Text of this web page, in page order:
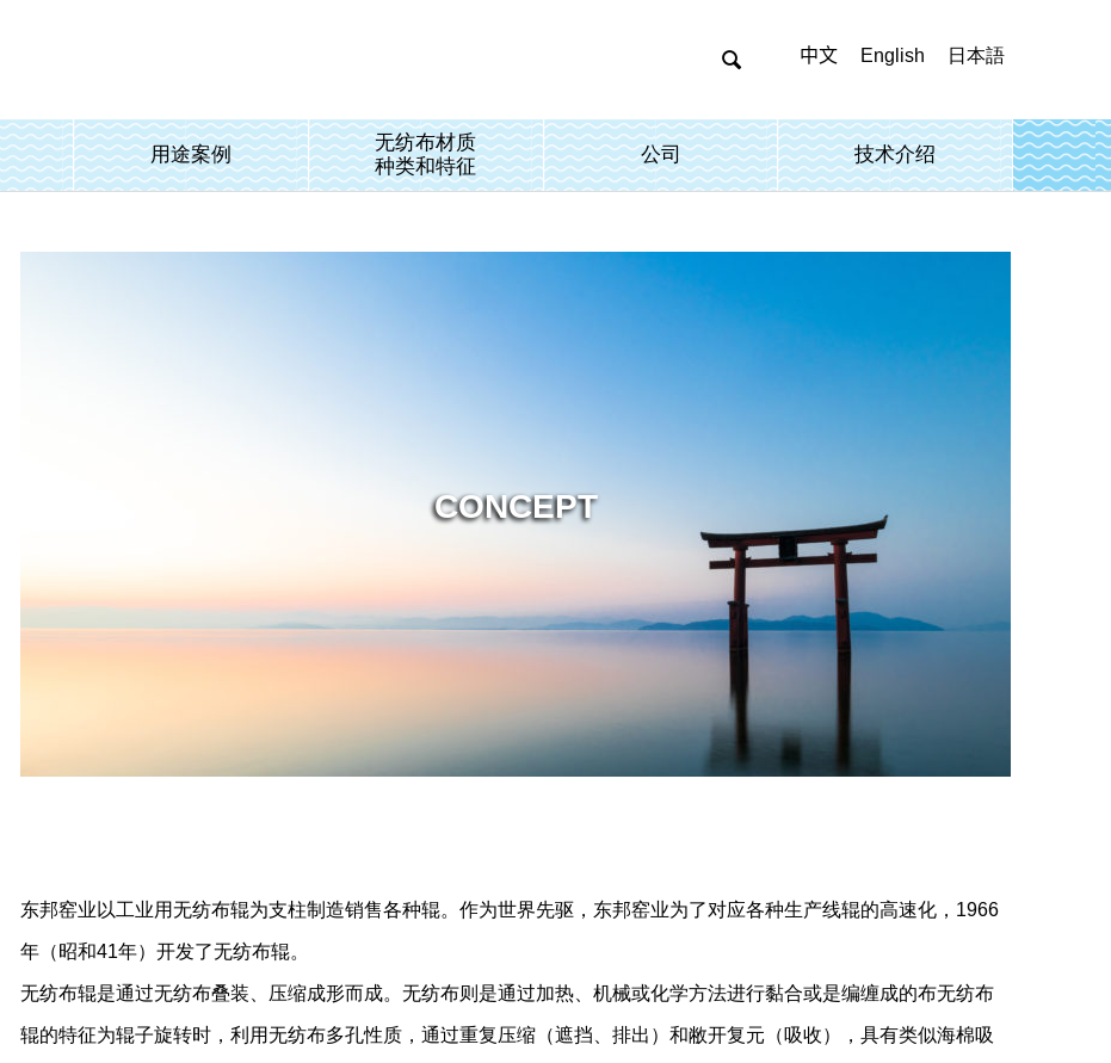
 中文 English 日本語
用途案例
无纺布材质
种类和特征
公司 技术介绍
CONCEPT
东邦窑业以工业用无纺布辊为支柱制造销售各种辊。作为世界先驱，东邦窑业为了对应各种生产线辊的高速化，1966
年（昭和41年）开发了无纺布辊。
无纺布辊是通过无纺布叠装、压缩成形而成。无纺布则是通过加热、机械或化学方法进行黏合或是编缠成的布无纺布
辊的特征为辊子旋转时，利用无纺布多孔性质，通过重复压缩（遮挡、排出）和敝开复元（吸收），具有类似海棉吸